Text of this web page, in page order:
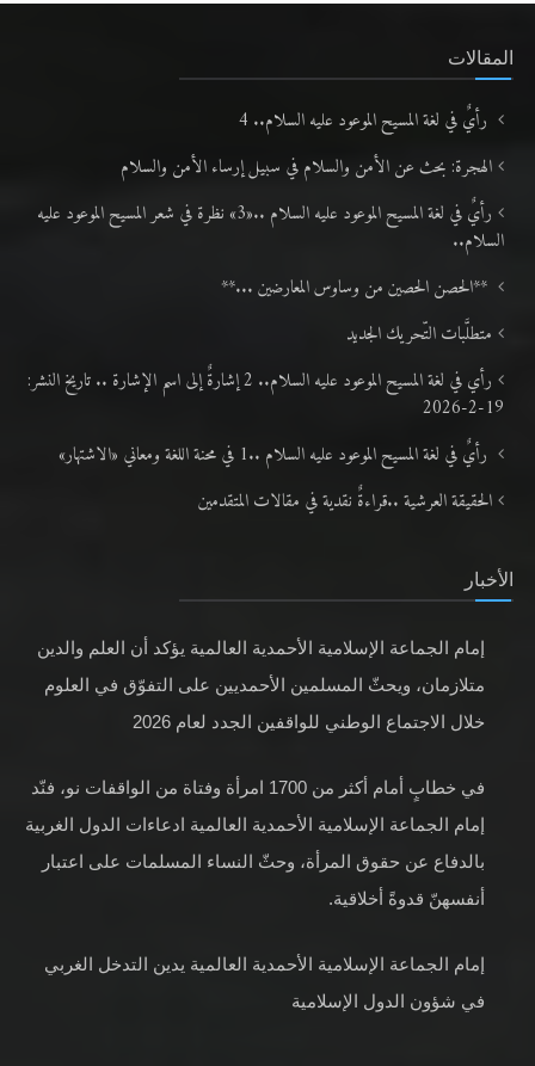
المقالات
رأيٌ في لغة المسيح الموعود عليه السلام.. 4
الهجرة: بحث عن الأمن والسلام في سبيل إرساء الأمن والسلام
رأيٌ في لغة المسيح الموعود عليه السلام ..«3» نظرة في شعر المسيح الموعود عليه
السلام..
**الحصن الحصين من وساوس المعارضين ...**
متطلَّبات التّحريك الجديد
رأي في لغة المسيح الموعود عليه السلام.. 2 إشارةٌ إلى اسم الإشارة .. تاريخ النشر:
19-2-2026
رأيٌ في لغة المسيح الموعود عليه السلام ..1 في محنة اللغة ومعاني «الاشتهار»
الحقيقة العرشية ..قراءةٌ نقدية في مقالات المتقدمين
الأخبار
إمام الجماعة الإسلامية الأحمدية العالمية يؤكد أن العلم والدين
متلازمان، ويحثّ المسلمين الأحمديين على التفوّق في العلوم
خلال الاجتماع الوطني للواقفين الجدد لعام 2026
في خطابٍ أمام أكثر من 1700 امرأة وفتاة من الواقفات نو، فنّد
إمام الجماعة الإسلامية الأحمدية العالمية ادعاءات الدول الغربية
بالدفاع عن حقوق المرأة، وحثّ النساء المسلمات على اعتبار
أنفسهنّ قدوةً أخلاقية.
إمام الجماعة الإسلامية الأحمدية العالمية يدين التدخل الغربي
في شؤون الدول الإسلامية